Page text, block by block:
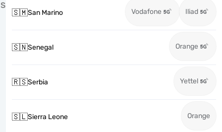
S
🇸🇲San Marino Vodafone Iliad
🇸🇳Senegal Orange
🇷🇸Serbia Yettel
🇸🇱Sierra Leone Orange